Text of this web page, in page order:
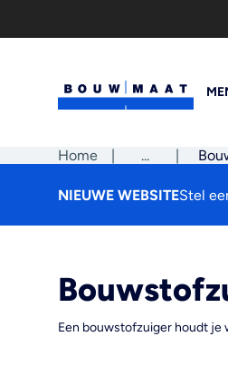
Home | ...
Pad
|
NIEUWE WEBSITEStel
Een bouwstofzuiger houdt je